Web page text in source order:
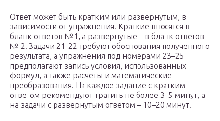
Ответ может быть кратким или развернутым, в
зависимости от упражнения. Краткие вносятся в
бланк ответов №1, а развернутые – в бланк ответов
№ 2. Задачи 21-22 требуют обоснования полученного
результата, а упражнения под номерами 23–25
предполагают запись условия, использованных
формул, а также расчеты и математические
преобразования. На каждое задание с кратким
ответом рекомендуют тратить не более 3–5 минут, а
на задачи с развернутым ответом – 10–20 минут.